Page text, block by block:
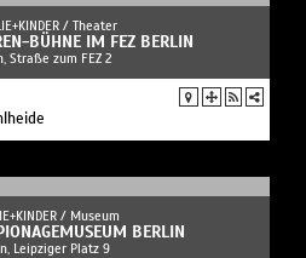
/ Theater
BÜHNE IM FEZ BERLIN
Straße zum FEZ 2
/ Museum
BERLIN
Leipziger Platz 9